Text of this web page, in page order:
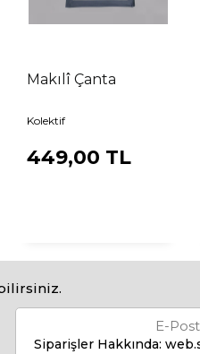
Makılî Çanta
Kolektif
449,00 TL
E-
Siparişler Hakkında: